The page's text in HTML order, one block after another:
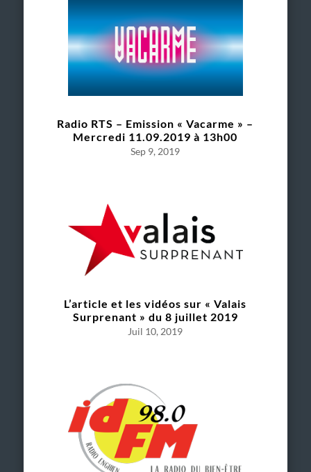
Radio RTS – Emission « Vacarme » –
Mercredi 11.09.2019 à 13h00
Sep 9, 2019
L’article et les vidéos sur « Valais
Surprenant » du 8 juillet 2019
Juil 10, 2019